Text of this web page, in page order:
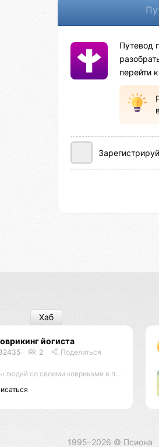
Путевод
перейти
йогиста
2 Поделиться
со своими ковриками в парках . Сатва садхана
Хаб
1995–2026 © Псиона